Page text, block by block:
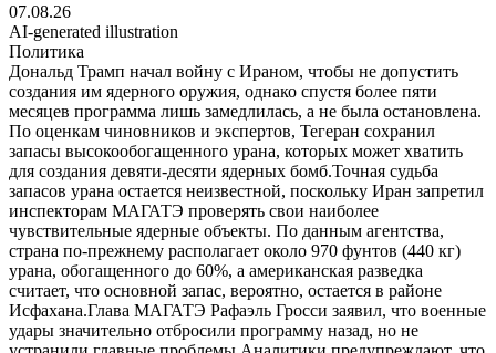
07.08.26
AI-generated illustration
Политика
Дональд Трамп начал войну с Ираном, чтобы не допустить
создания им ядерного оружия, однако спустя более пяти
месяцев программа лишь замедлилась, а не была остановлена.
По оценкам чиновников и экспертов, Тегеран сохранил
запасы высокообогащенного урана, которых может хватить
для создания девяти-десяти ядерных бомб.Точная судьба
запасов урана остается неизвестной, поскольку Иран запретил
инспекторам МАГАТЭ проверять свои наиболее
чувствительные ядерные объекты. По данным агентства,
страна по-прежнему располагает около 970 фунтов (440 кг)
урана, обогащенного до 60%, а американская разведка
считает, что основной запас, вероятно, остается в районе
Исфахана.Глава МАГАТЭ Рафаэль Гросси заявил, что военные
удары значительно отбросили программу назад, но не